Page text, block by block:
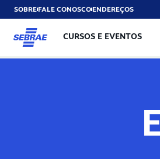
SOBREFALE CONOSCOENDEREÇOS
CURSOS E EVENTOS